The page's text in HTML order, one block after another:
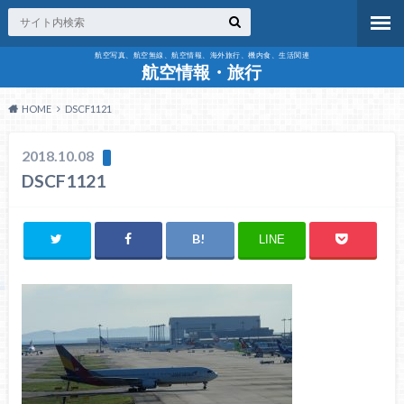
航空写真、航空無線、航空情報、海外旅行、機内食、生活関連
航空情報・旅行
HOME DSCF1121
2018.10.08
DSCF1121
LINE